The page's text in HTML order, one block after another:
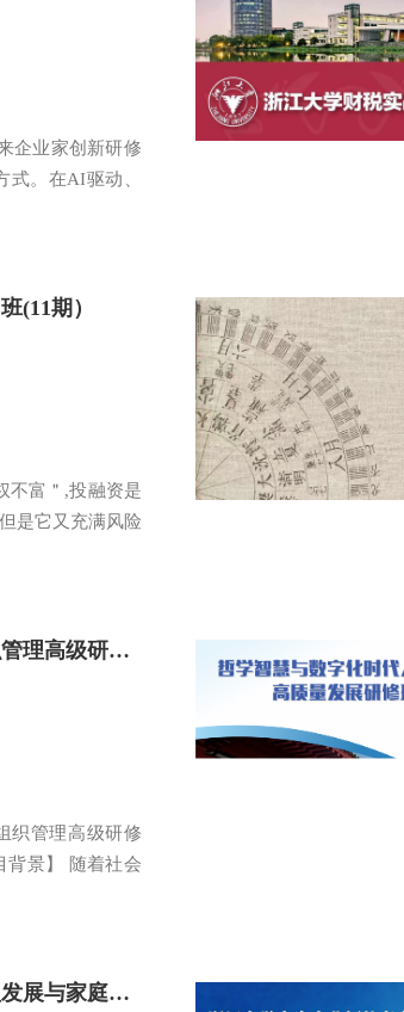
企业家创新研修
式。在AI驱动、
(11期）
不富＂,投融资是
是它又充满风险
浙江大学管理智慧与组织管理高级研修班
织管理高级研修
背景】 随着社会
浙江大学儿童青少年心理发展与家庭教育高级研修班